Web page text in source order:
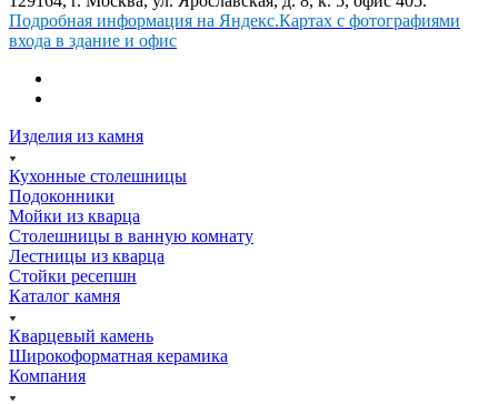
Подробная информация на Яндекс.Картах с фотографиями
входа в здание и офис
Изделия из камня
Кухонные столешницы
Подоконники
Мойки из кварца
Столешницы в ванную комнату
Лестницы из кварца
Стойки ресепшн
Каталог камня
Кварцевый камень
Широкоформатная керамика
Компания